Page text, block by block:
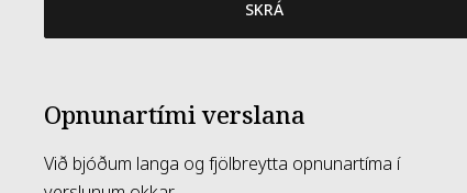
SKRÁ
Opnunartími verslana
Við bjóðum langa og fjölbreytta opnunartíma í